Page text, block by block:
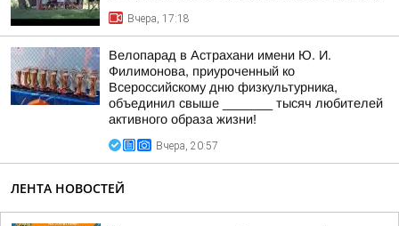
Вчера, 17:18
Велопарад в Астрахани имени Ю. И.
Филимонова, приуроченный ко
Всероссийскому дню физкультурника,
объединил свыше _______ тысяч любителей
активного образа жизни!
Вчера, 20:57
ЛЕНТА НОВОСТЕЙ